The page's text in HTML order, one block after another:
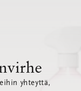
yhteyttä,